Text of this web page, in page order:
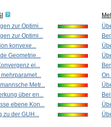
zur Optimi...
zur Optimi...
konvexe...
Geometrie...
ei...
Metr...
über en...
ebene Kon...
zu der GUH...
On